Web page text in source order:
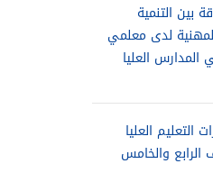
بين التنمية
لدى معلمي
العليا
التعليم العليا
والخامس